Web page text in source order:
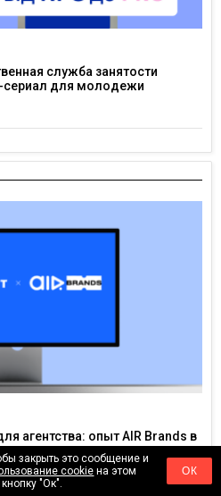
служба занятости
сериал для молодежи
агентства: опыт AIR Brands в
закрыть это сообщение и
cookie на этом
"Ок".
ОК